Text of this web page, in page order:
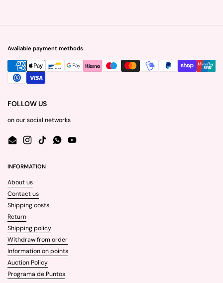
Available payment methods
FOLLOW US
on our social networks
EmailInstagram
TikTokWhatsApp
YouTube
INFORMATION
About us
Contact us
Shipping costs
Return
Shipping policy
Withdraw from order
Information on points
Auction Policy
Programa de Puntos